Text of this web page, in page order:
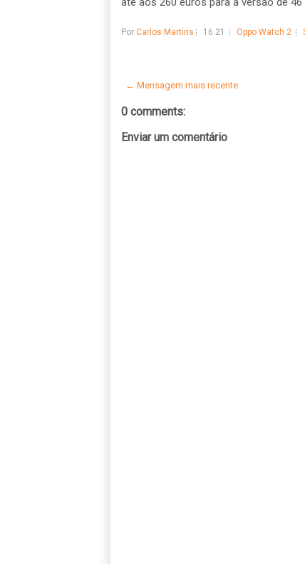
Por Carlos Martins 16:21 Oppo Watch 2
← Mensagem mais recente
0 comments:
Enviar um comentário